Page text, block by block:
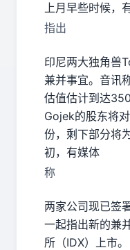
上月早些时候，
指出
印尼两大独角兽
兼并事宜。音讯
估值估计到达350
Gojek的股东将
份，剩下部分将
初，有媒体
称
两家公司现已签
一起指出新的兼
所（IDX）上市。